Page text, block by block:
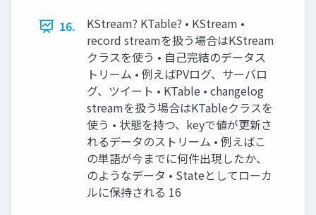
16.
KStream? KTable? • KStream •
record streamを扱う場合はKStream
クラスを使う • 自己完結のデータス
トリーム • 例えばPVログ、サーバロ
グ、ツイート • KTable • changelog
streamを扱う場合はKTableクラスを
使う • 状態を持つ、keyで値が更新さ
れるデータのストリーム • 例えばこ
の単語が今までに何件出現したか、
のようなデータ • Stateとしてローカ
ルに保持される 16